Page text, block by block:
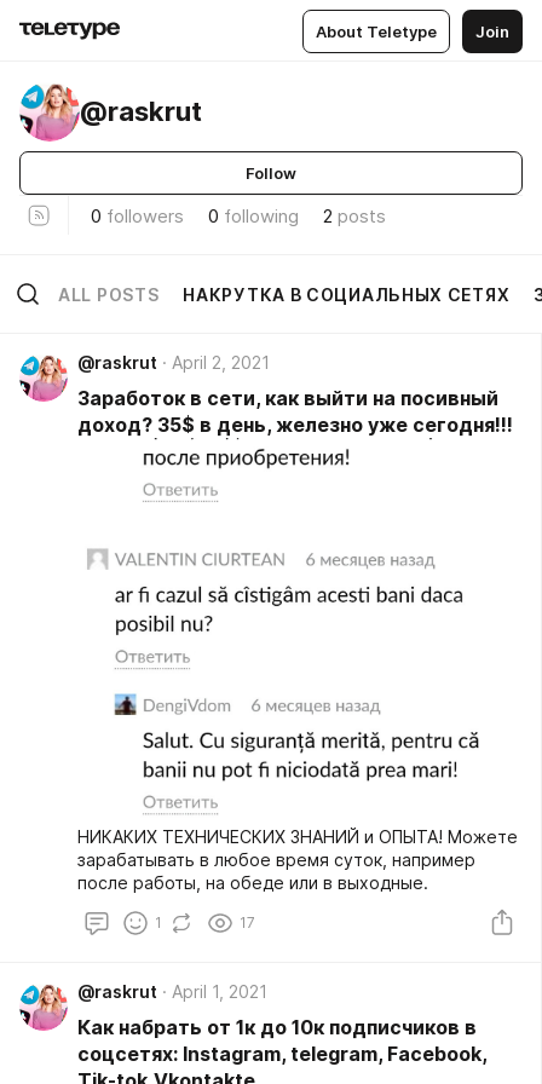
About Teletype Join
@raskrut
Follow
0 followers 0 following 2 posts
ALL POSTS НАКРУТКА В СОЦИАЛЬНЫХ СЕТЯХ
@raskrut April 2, 2021
Заработок в сети, как выйти на посивный
доход? 35$ в день, железно уже сегодня!!!
НИКАКИХ ТЕХНИЧЕСКИХ ЗНАНИЙ и ОПЫТА! Можете
зарабатывать в любое время суток, например
после работы, на обеде или в выходные.
1 17
@raskrut April 1, 2021
Как набрать от 1к до 10к подписчиков в
соцсетях: Instagram, telegram, Facebook,